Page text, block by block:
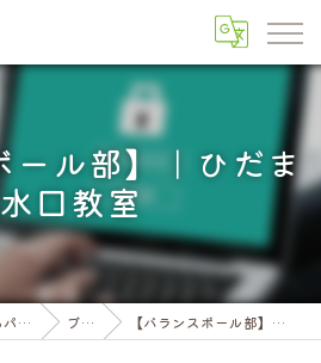
ール部】｜ひだま
口教室
滋賀でパソコン教室ならパソコン教室ひだまり ブログ 【バランスボール部】｜ひだまり水口教室